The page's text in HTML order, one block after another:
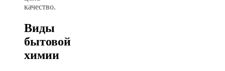
качество.
Виды
бытовой
химии